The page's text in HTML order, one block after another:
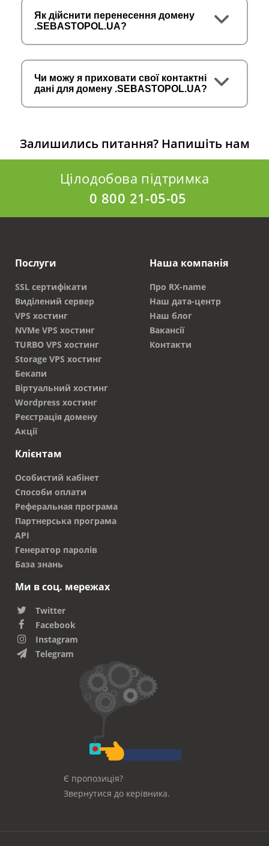
Як дійснити перенесення домену
.SEBASTOPOL.UA?
Чи можу я приховати свої контактні
дані для домену .SEBASTOPOL.UA?
Залишились питання? Напишіть нам
Цілодобова підтримка
0 800 21-05-05
Послуги
SSL сертифікати
Виділений сервер
VPS хостинг
NVMe VPS хостинг
TURBO VPS хостинг
Storage VPS хостинг
Бекапи
Віртуальний хостинг
Wordpress хостинг
Реєстрація домену
Акції
Наша компанія
Про RX-name
Наш дата-центр
Наш блог
Вакансії
Контакти
Клієнтам
Особистий кабінет
Способи оплати
Реферальная програма
Партнерська програма
API
Генератор паролів
База знань
Ми в соц. мережах
Twitter
Facebook
Instagram
Telegram
Є пропозиція?
Звернутися до керівника.